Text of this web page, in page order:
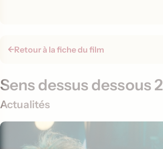
Retour à la fiche du film
Sens dessus dessous 2
Actualités